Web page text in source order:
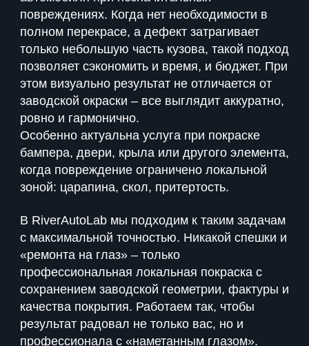
повреждениях. Когда нет необходимости в
полном перекрасе, а дефект затрагивает
только небольшую часть кузова, такой подход
позволяет сэкономить и время, и бюджет. При
этом визуально результат не отличается от
заводской окраски – все выглядит аккуратно,
ровно и гармонично.
Особенно актуальна услуга при покраске
бампера, двери, крыла или другого элемента,
когда повреждение ограничено локальной
зоной: царапина, скол, притертость.
В RiverAutoLab мы подходим к таким задачам
с максимальной точностью. Никакой спешки и
«ремонта на глаз» – только
профессиональная локальная покраска с
сохранением заводской геометрии, фактуры и
качества покрытия. Работаем так, чтобы
результат радовал не только вас, но и
профессионала с «наметанным глазом».